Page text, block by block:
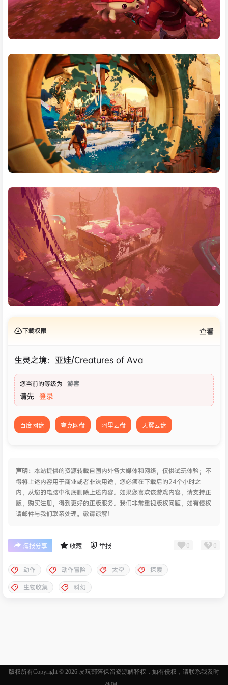
下载权限 查看
生灵之境：亚娃/Creatures of Ava
您当前的等级为 游客
请先 登录
百度网盘 夸克网盘 阿里云盘 天翼云盘
声明： 本站提供的资源转载自国内外各大媒体和网络，仅供试玩体验；不
得将上述内容用于商业或者非法用途，您必须在下载后的24个小时之
内，从您的电脑中彻底删除上述内容。如果您喜欢该游戏内容，请支持正
版，购买注册，得到更好的正版服务。我们非常重视版权问题，如有侵权
请邮件与我们联系处理。敬请谅解！
海报分享 收藏 举报 0 0
动作 动作冒险 太空
探索
生物收集
科幻
版权所有Copyright © 2026 皮玩部落保留资源解释权，如有侵权，请联系我及时